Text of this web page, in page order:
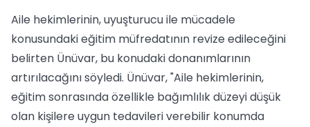
Aile hekimlerinin, uyuşturucu ile mücadele
konusundaki eğitim müfredatının revize edileceğini
belirten Ünüvar, bu konudaki donanımlarının
artırılacağını söyledi. Ünüvar, "Aile hekimlerinin,
eğitim sonrasında özellikle bağımlılık düzeyi düşük
olan kişilere uygun tedavileri verebilir konumda